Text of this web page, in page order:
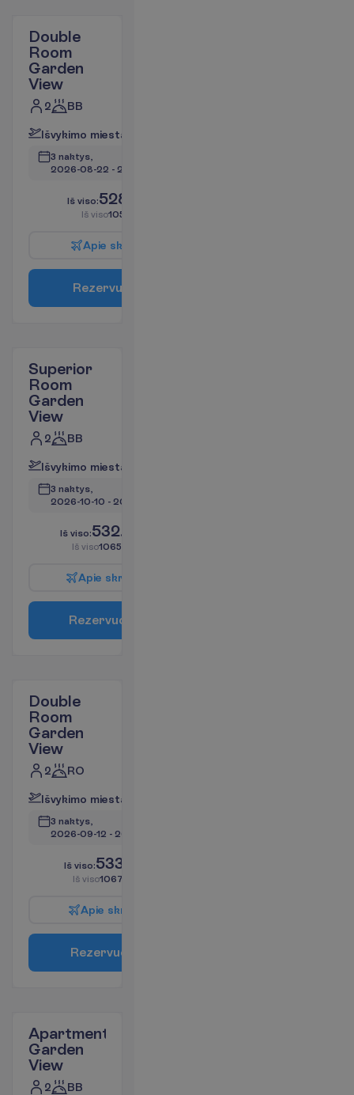
Double
Room
Garden
View
2 BB
Išvykimo miesta
3 naktys,
2026-08-22 - 2026-08-25
Iš viso:528.45
Iš viso1056.91
Apie sk
Rezervu
Superior
Room
Garden
View
2 BB
Išvykimo miesta
3 naktys,
2026-10-10 - 2026-10-13
Iš viso:532.77
Iš viso1065.55
Apie skr
Rezervuo
Double
Room
Garden
View
2 RO
Išvykimo miesta
3 naktys,
2026-09-12 - 2026-09-15
Iš viso:533.52
Iš viso1067.04
Apie skr
Rezervuo
Apartment
Garden
View
2 BB